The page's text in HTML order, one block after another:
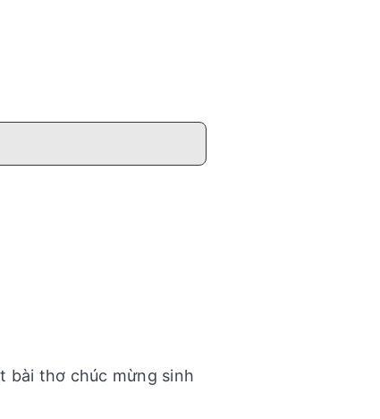
bài thơ chúc mừng sinh